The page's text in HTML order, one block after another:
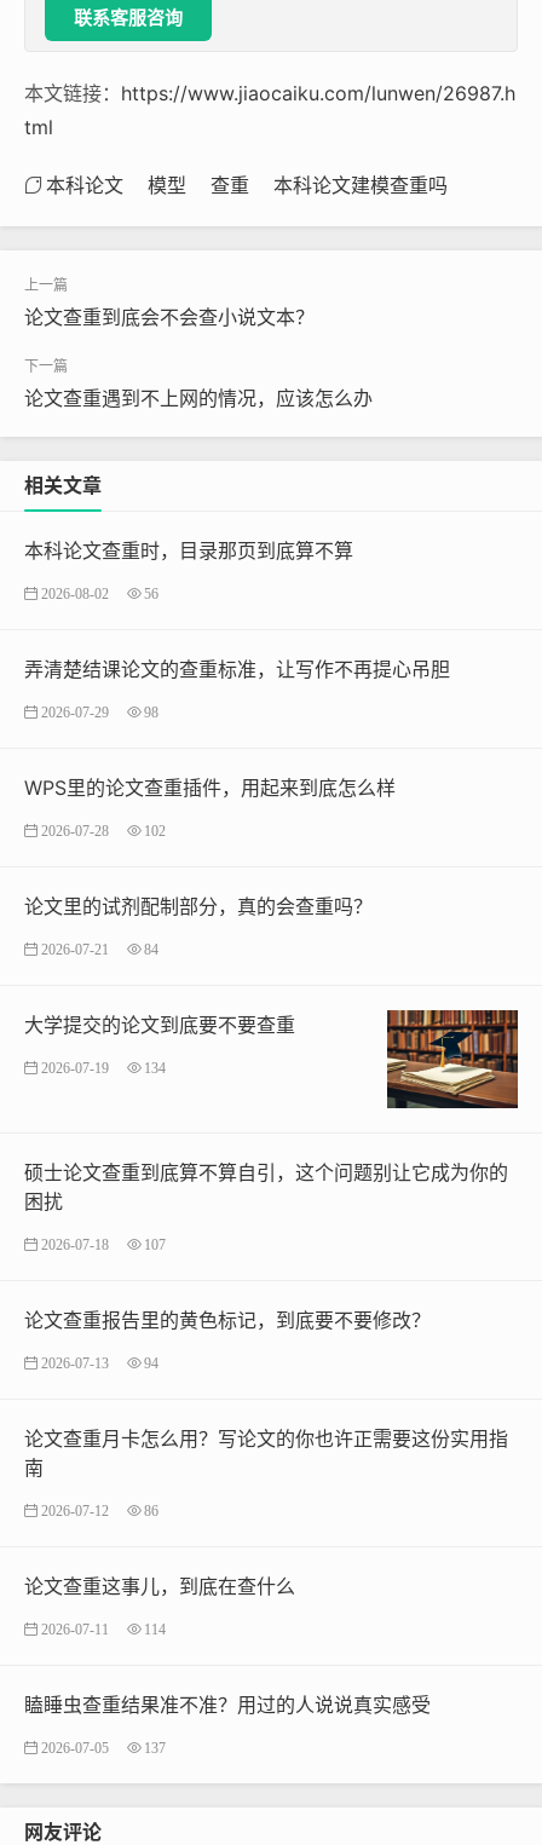
联系客服咨询
本文链接： https://www.jiaocaiku.com/lunwen/26987.h
tml
本科论文 模型 查重 本科论文建模查重吗
论文查重到底会不会查小说文本？
论文查重遇到不上网的情况，应该怎么办
相关文章
本科论文查重时，目录那页到底算不算
2026-08-02 56
弄清楚结课论文的查重标准，让写作不再提心吊胆
2026-07-29 98
WPS里的论文查重插件，用起来到底怎么样
2026-07-28 102
论文里的试剂配制部分，真的会查重吗？
2026-07-21 84
大学提交的论文到底要不要查重
2026-07-19 134
硕士论文查重到底算不算自引，这个问题别让它成为你的
困扰
2026-07-18 107
论文查重报告里的黄色标记，到底要不要修改？
2026-07-13 94
论文查重月卡怎么用？写论文的你也许正需要这份实用指
南
2026-07-12 86
论文查重这事儿，到底在查什么
2026-07-11 114
瞌睡虫查重结果准不准？用过的人说说真实感受
2026-07-05 137
网友评论